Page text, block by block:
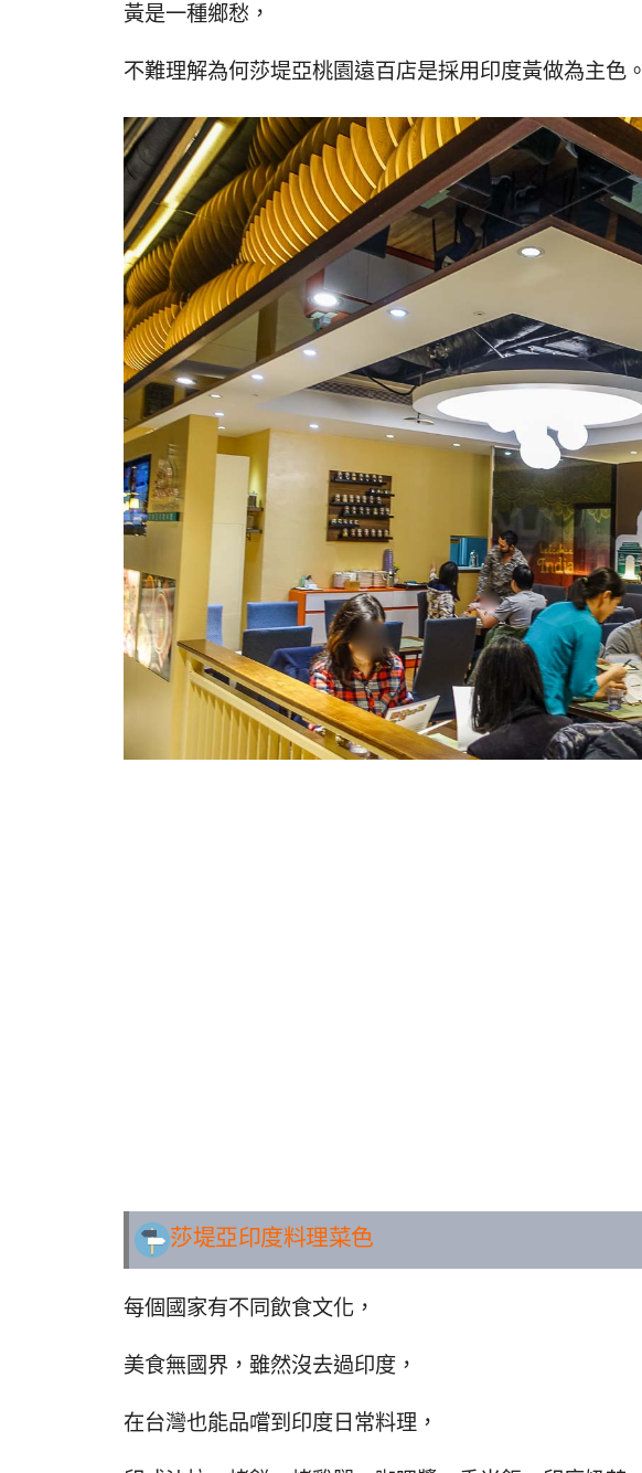
黃是一種鄉愁，
不難理解為何莎堤亞桃園遠百店是採用印度黃做為主色。
莎堤亞印度料理菜色
每個國家有不同飲食文化，
美食無國界，雖然沒去過印度，
在台灣也能品嚐到印度日常料理，